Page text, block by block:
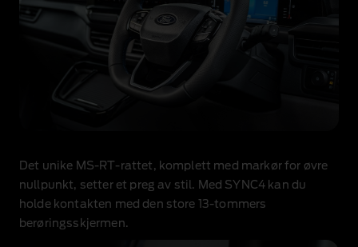
Det unike MS‑RT‑rattet, komplett med markør for øvre
nullpunkt, setter et preg av stil. Med SYNC4 kan du
holde kontakten med den store 13‑tommers
berøringsskjermen.